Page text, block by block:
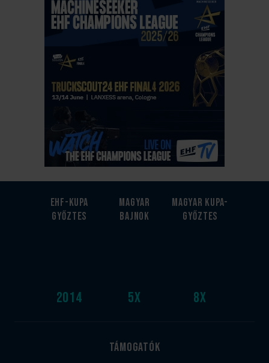
EHF-Kupa
győztes
2014
Magyar
bajnok
5x
Magyar kupa-
győztes
8x
Támogatók